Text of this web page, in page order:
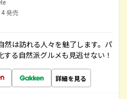
発売
然は訪れる人々を魅了します。パ
る自然派グルメも見逃せない！
詳細を見る